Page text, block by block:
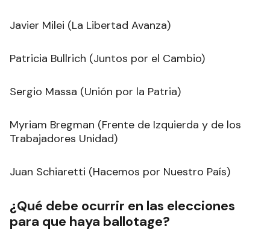
Javier Milei (La Libertad Avanza)
Patricia Bullrich (Juntos por el Cambio)
Sergio Massa (Unión por la Patria)
Myriam Bregman (Frente de Izquierda y de los
Trabajadores Unidad)
Juan Schiaretti (Hacemos por Nuestro País)
¿Qué debe ocurrir en las elecciones
para que haya ballotage?